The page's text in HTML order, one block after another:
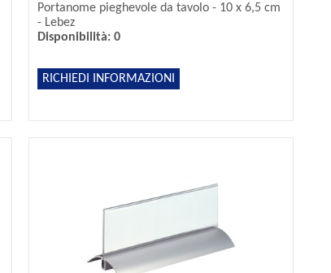
Portanome pieghevole da tavolo - 10 x 6,5 cm
- Lebez
Disponibilità: 0
RICHIEDI INFORMAZIONI